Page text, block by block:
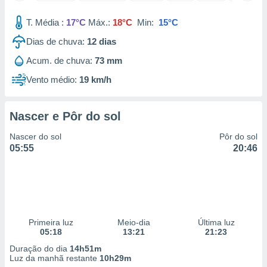
utilizar
criar
medir
da
medir o
fontes,
e melhorar
dados
T. Média : 17°C Máx.: 18°C Min: 15°C
Dias de chuva: 12 dias
Acum. de chuva: 73 mm
Vento médio: 19 km/h
Nascer e Pôr do sol
Nascer do sol
05:55
Pôr do sol
20:46
Primeira luz
05:18
Meio-dia
13:21
Última luz
21:23
Duração do dia 14h51m
Luz da manhã restante 10h29m